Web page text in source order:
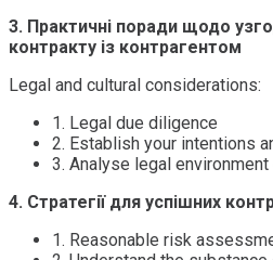
3. Практичні поради щодо
контракту із контрагентом
Legal and cultural considerations:
1. Legal due diligence
2. Establish your intentions
3. Analyse legal
4. Стратегії для успішних
1. Reasonable risk